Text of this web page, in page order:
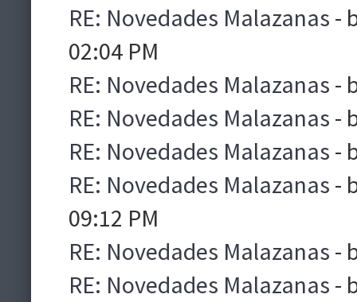
RE: Novedades Malazanas -
02:04 PM
RE: Novedades Malazanas -
RE: Novedades Malazanas -
RE: Novedades Malazanas -
RE: Novedades Malazanas -
09:12 PM
RE: Novedades Malazanas -
RE: Novedades Malazanas -